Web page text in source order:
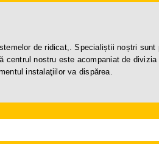
de ridicat,. Specialiștii noștri
nostru este acompaniat de
instalaţiilor va dispărea.